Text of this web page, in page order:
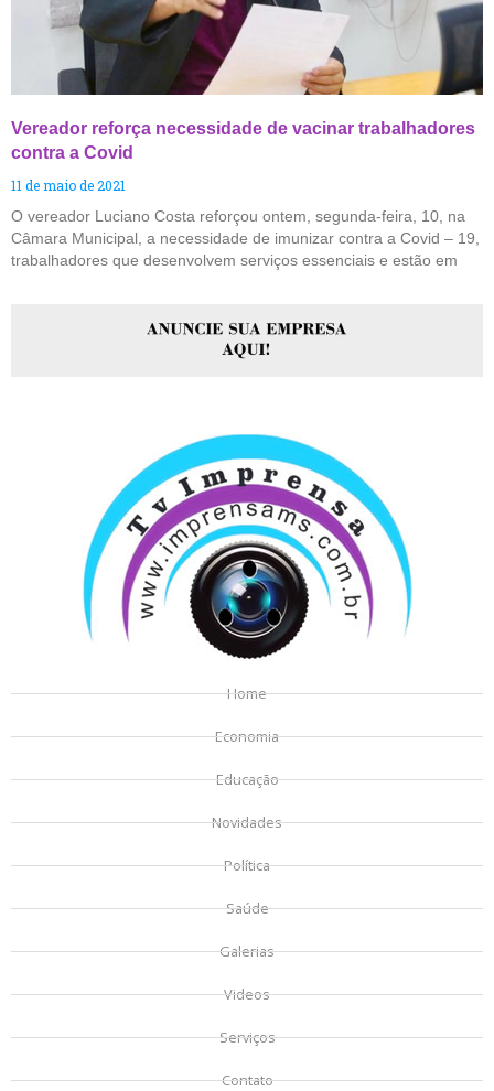
Vereador reforça necessidade de vacinar trabalhadores
contra a Covid
11 de maio de 2021
O vereador Luciano Costa reforçou ontem, segunda-feira, 10, na
Câmara Municipal, a necessidade de imunizar contra a Covid – 19,
trabalhadores que desenvolvem serviços essenciais e estão em
Home
Economia
Educação
Novidades
Política
Saúde
Galerias
Videos
Serviços
Contato